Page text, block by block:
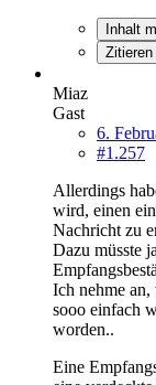
Inhalt
Zitieren
Miaz
Gast
6.
#1.257
Allerdings
wird, einen
Nachricht zu
Dazu müsste
Ich nehme
sooo einfach
worden..
Eine